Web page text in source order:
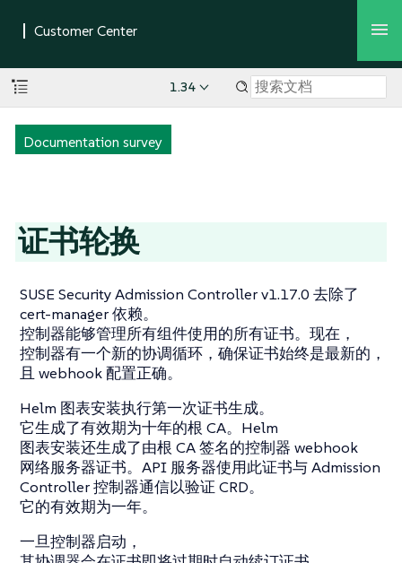
1.34
Documentation survey
证书轮换
SUSE Security Admission Controller v1.17.0 去除了
cert-manager 依赖。
控制器能够管理所有组件使用的所有证书。现在，
控制器有一个新的协调循环，确保证书始终是最新的，
且 webhook 配置正确。
Helm 图表安装执行第一次证书生成。
它生成了有效期为十年的根 CA。Helm
图表安装还生成了由根 CA 签名的控制器 webhook
网络服务器证书。API 服务器使用此证书与 Admission
Controller 控制器通信以验证 CRD。
它的有效期为一年。
一旦控制器启动，